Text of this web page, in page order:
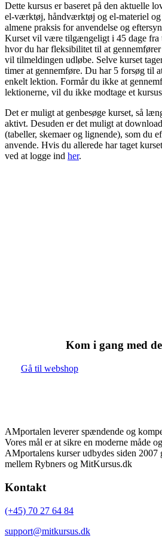
Dette kursus er baseret på den aktuelle
el-værktøj, håndværktøj og el-materiel og
almene praksis for anvendelse og
Kurset vil være tilgængeligt i 45 dage fra
hvor du har fleksibilitet til at
vil tilmeldingen udløbe. Selve kurset
timer at gennemføre. Du har 5 forsøg til
enkelt lektion. Formår du ikke at
lektionerne, vil du ikke modtage et
Det er muligt at genbesøge kurset, så
aktivt. Desuden er det muligt at
(tabeller, skemaer og lignende), som du
anvende. Hvis du allerede har taget
ved at logge ind her.
Kom i gang med
Gå til webshop
AMportalen leverer spændende og
Vores mål er at sikre en moderne måde
AMportalens kurser udbydes siden 2007
mellem Rybners og MitKursus.dk
Kontakt
(+45) 70 27 64 84
support@mitkursus.dk